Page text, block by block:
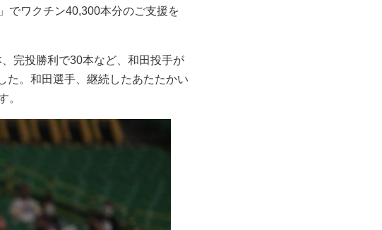
でワクチン40,300本分のご支援を
完投勝利で30本など、和田投手が
た。和田選手、継続したあたたかい
。